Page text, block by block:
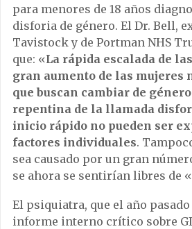
para menores de 18 años
disforia de género. El Dr. Bell,
Tavistock y de Portman NHS
que: «La rápida escalada de
gran aumento de las mujeres
que buscan cambiar de
repentina de la llamada
inicio rápido no pueden ser
factores individuales.
sea causado por un gran
se ahora se sentirían libres de
El psiquiatra, que el año
informe interno crítico sobre